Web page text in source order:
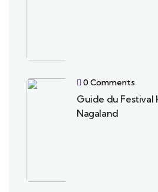
0 Comments
Guide du Festival
Nagaland